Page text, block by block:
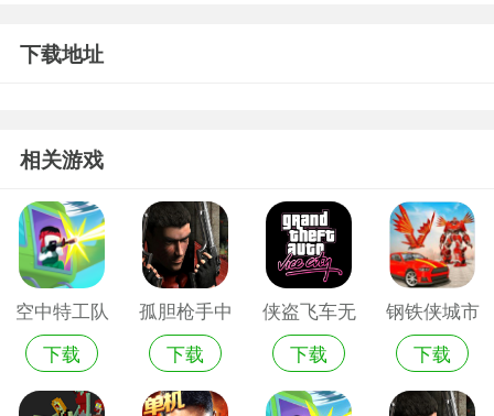
下载地址
相关游戏
空中特工队
中文版无限
金币
下载
孤胆枪手中
文版金币无
限版
下载
侠盗飞车无
限金币版
下载
钢铁侠城市
英雄无限金
币版无限钻
下载